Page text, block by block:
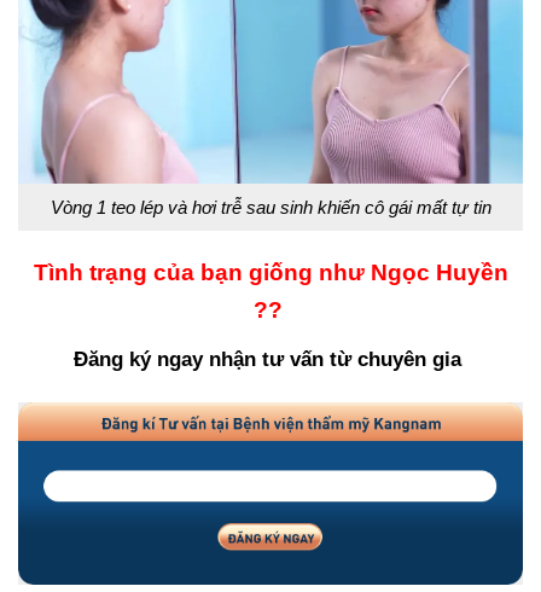
Vòng 1 teo lép và hơi trễ sau sinh khiến cô gái mất tự tin
Tình trạng của bạn giống như Ngọc Huyền
??
Đăng ký ngay nhận tư vấn từ chuyên gia